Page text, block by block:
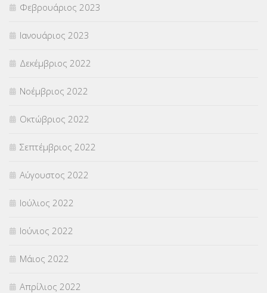
Φεβρουάριος 2023
Ιανουάριος 2023
Δεκέμβριος 2022
Νοέμβριος 2022
Οκτώβριος 2022
Σεπτέμβριος 2022
Αύγουστος 2022
Ιούλιος 2022
Ιούνιος 2022
Μάιος 2022
Απρίλιος 2022